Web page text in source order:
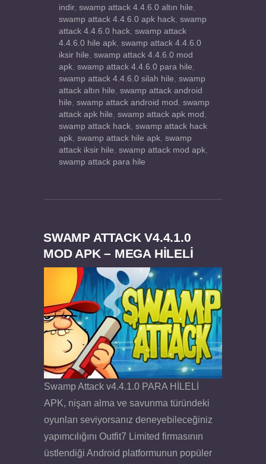
indir, swamp attack 4.4.6.0 altın hile
swamp attack 4.4.6.0 apk hack swamp
attack 4.4.6.0 hack swamp attack
4.4.6.0 hile apk swamp attack 4.4.6.0
iksir hile swamp attack 4.4.6.0 mod
apk swamp attack 4.4.6.0 para hile
swamp attack 4.4.6.0 silah hile swamp
attack altın hile swamp attack android
hile swamp attack android mod swamp
attack apk hile swamp attack apk mod
swamp attack hack swamp attack hack
apk swamp attack hile apk swamp
attack iksir hile swamp attack mod apk
swamp attack para hile
SWAMP ATTACK V4.4.1.0
MOD APK – MEGA HİLELİ
Swamp Attack v4.4.1.0 PARA HİLELİ
APK, nişan alma ve savunma türündeki
oyunları seviyorsanız deneyebileceğiniz
yapımcılığını Outfit7 Limited firmasının
üstlendiği Android platformunun popüler